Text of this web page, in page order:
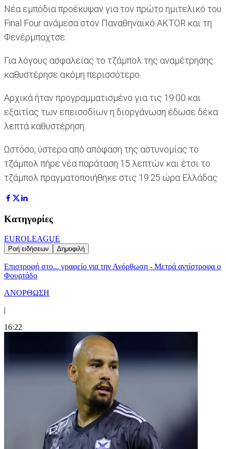
Νέα εμπόδια προέκυψαν για τον πρώτο ημιτελικό του
Final Four ανάμεσα στον Παναθηναϊκό AKTOR και τη
Φενέρμπαχτσε.
Για λόγους ασφαλείας το τζάμπολ της αναμέτρησης
καθυστέρησε ακόμη περισσότερο.
Αρχικά ήταν προγραμματισμένο για τις 19:00 και
εξαιτίας των επεισοδίων η διοργάνωση έδωσε δέκα
λεπτά καθυστέρηση.
Ωστόσο, ύστερα από απόφαση της αστυνομίας το
τζάμπολ πήρε νέα παράταση 15 λεπτών και έτσι το
τζάμπολ πραγματοποιήθηκε στις 19:25 ώρα Ελλάδας.
Κατηγορίες
EUROLEAGUE
Ροή ειδήσεων Δημοφιλή
Επιστροφή στο... γραφείο για την Ανόρθωση - Μετρά αντίστροφα ο
Φουρτάδο
ΑΝΟΡΘΩΣΗ
|
16:22